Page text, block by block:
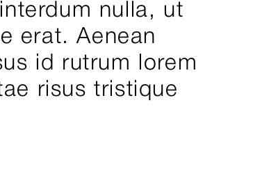
nulla, ut
erat. Aenean
id rutrum lorem
risus tristique